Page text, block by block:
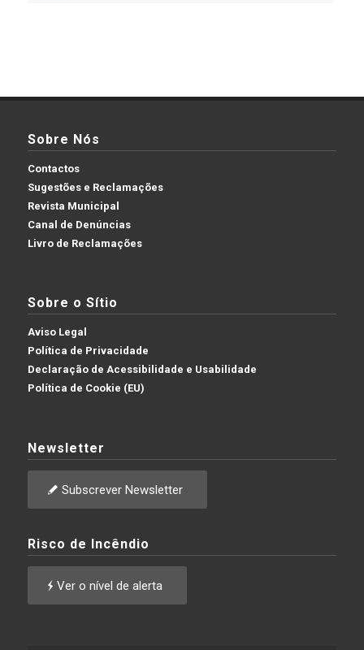
Sobre Nós
Contactos
Sugestões e Reclamações
Revista Municipal
Canal de Denúncias
Livro de Reclamações
Sobre o Sítio
Aviso Legal
Política de Privacidade
Declaração de Acessibilidade e Usabilidade
Política de Cookie (EU)
Newsletter
Subscrever Newsletter
Risco de Incêndio
Ver o nível de alerta